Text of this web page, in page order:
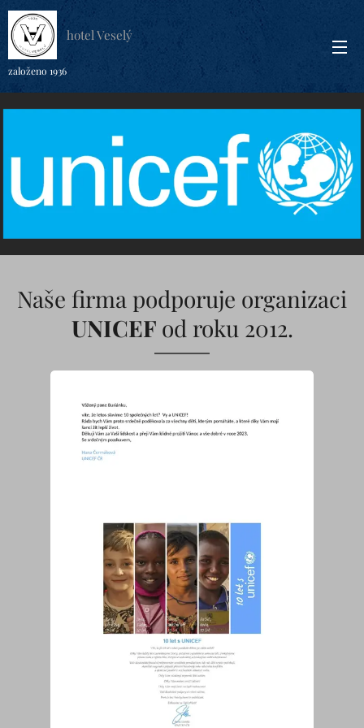
hotel Veselý
založeno 1936
Naše firma podporuje organizaci
UNICEF od roku 2012.